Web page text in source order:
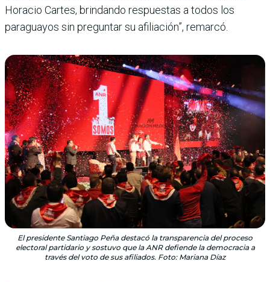
Horacio Cartes, brindando respuestas a todos los
paraguayos sin preguntar su afiliación”, remarcó.
El presidente Santiago Peña destacó la transparencia del proceso
electoral partidario y sostuvo que la ANR defiende la democracia a
través del voto de sus afiliados. Foto: Mariana Díaz